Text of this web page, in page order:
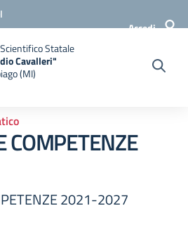
Accedi
Statale
Cavalleri"
(MI)
COMPETENZE
2021-2027